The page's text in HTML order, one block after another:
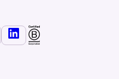
Médio LinkedIn